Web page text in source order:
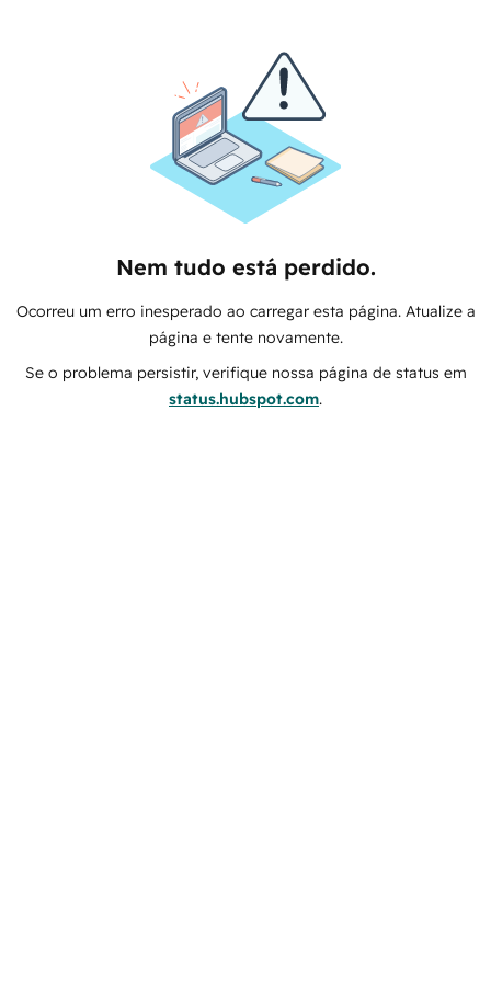
Nem tudo está perdido.
Ocorreu um erro inesperado ao carregar esta página. Atualize a
página e tente novamente.
Se o problema persistir, verifique nossa página de status em
status.hubspot.com.